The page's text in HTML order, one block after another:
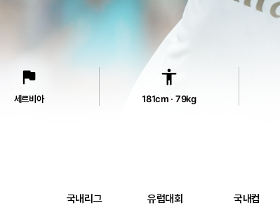
flag
세르비아
accessibility
181cm · 79kg
국내리그 유럽대회 국내컵